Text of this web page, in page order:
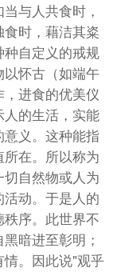
与人共食时，
时，藉洁其粢
自定义的戒规
怀古（如端午
进食的优美仪
的生活，实能
义。这种能指
在。所以称为
自然物或人为
动。于是人的
序。此世界不
暗进至彰明；
。因此说"观乎